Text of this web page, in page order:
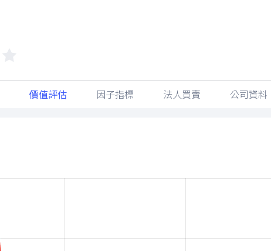
價值評估 因子指標 法人買賣 公司資料